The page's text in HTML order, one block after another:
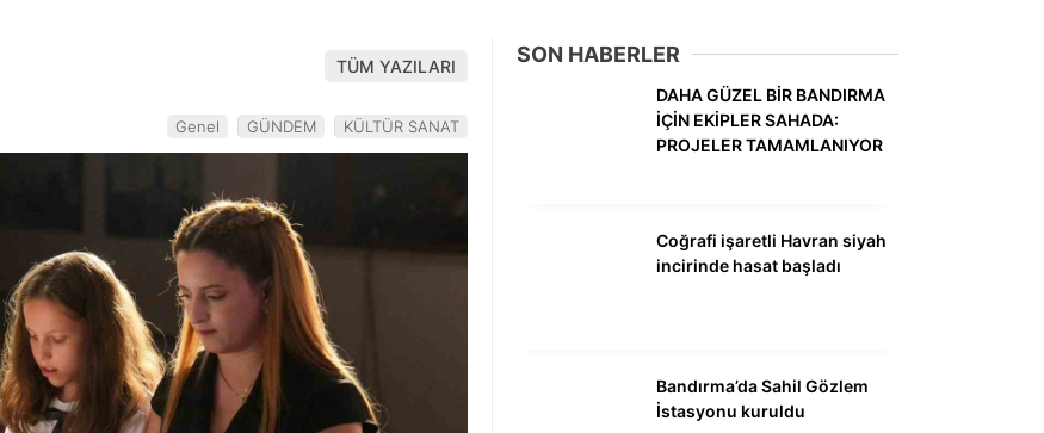
SİYASET
MAGAZİN
TÜM YAZILARI
Genel GÜNDEM KÜLTÜR SANAT
SON HABERLER
DAHA GÜZEL BİR BANDIRMA
İÇİN EKİPLER SAHADA:
PROJELER TAMAMLANIYOR
Coğrafi işaretli Havran siyah
incirinde hasat başladı
Bandırma’da Sahil Gözlem
İstasyonu kuruldu